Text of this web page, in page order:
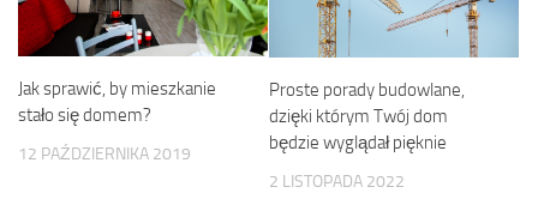
Jak sprawić, by mieszkanie
stało się domem?
12 PAŹDZIERNIKA 2019
Proste porady budowlane,
dzięki którym Twój dom
będzie wyglądał pięknie
2 LISTOPADA 2022